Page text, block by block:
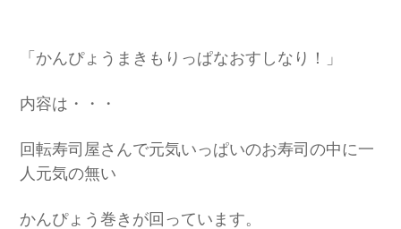
「かんぴょうまきもりっぱなおすしなり！」
内容は・・・
回転寿司屋さんで元気いっぱいのお寿司の中に一
人元気の無い
かんぴょう巻きが回っています。